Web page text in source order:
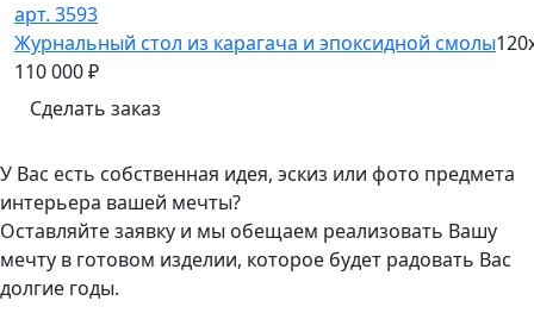
арт. 3593
Журнальный стол из карагача и эпоксидной смолы
110 000₽
Сделать заказ
У Вас есть собственная идея, эскиз или фото предмета
интерьера вашей мечты?
Оставляйте заявку и мы обещаем реализовать Вашу
мечту в готовом изделии, которое будет радовать Вас
долгие годы.